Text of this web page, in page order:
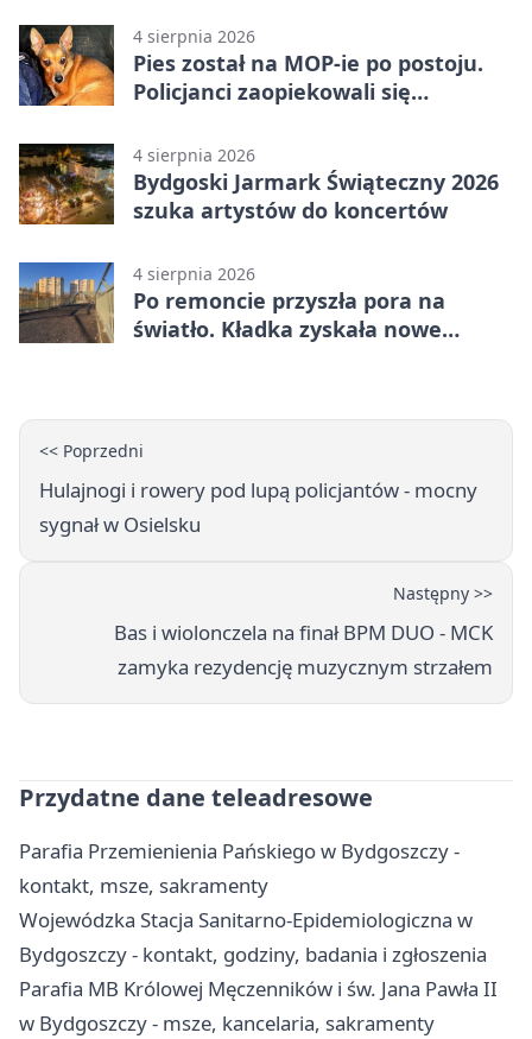
4 sierpnia 2026
Pies został na MOP-ie po postoju.
Policjanci zaopiekowali się
4 sierpnia 2026
Bydgoski Jarmark Świąteczny 2026
szuka artystów do koncertów
4 sierpnia 2026
Po remoncie przyszła pora na
światło. Kładka zyskała nowe
<< Poprzedni
Hulajnogi i rowery pod lupą policjantów - mocny
sygnał w Osielsku
Następny >>
Bas i wiolonczela na finał BPM DUO - MCK
zamyka rezydencję muzycznym strzałem
Przydatne dane teleadresowe
Parafia Przemienienia Pańskiego w Bydgoszczy -
kontakt, msze, sakramenty
Wojewódzka Stacja Sanitarno-Epidemiologiczna w
Bydgoszczy - kontakt, godziny, badania i zgłoszenia
Parafia MB Królowej Męczenników i św. Jana Pawła II
w Bydgoszczy - msze, kancelaria, sakramenty